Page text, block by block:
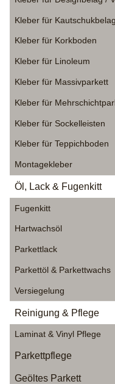
Kleber für Kautschukbelag
Kleber für Korkboden
Kleber für Linoleum
Kleber für Massivparkett
Kleber für
Kleber für Sockelleisten
Kleber für Teppichboden
Montagekleber
Öl, Lack & Fugenkitt
Fugenkitt
Hartwachsöl
Parkettlack
Parkettöl & Parkettwachs
Versiegelung
Reinigung & Pflege
Laminat & Vinyl Pflege
Parkettpflege
Geöltes Parkett